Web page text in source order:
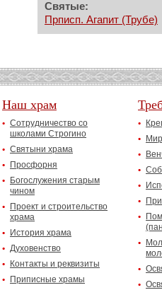
Святые:
Прписп. Агапит (Трубе)
Наш храм
Сотрудничество со
школами Строгино
Святыни храма
Просфорня
Богослужения старым
чином
Проект и строительство
храма
История храма
Духовенство
Контакты и реквизиты
Приписные храмы